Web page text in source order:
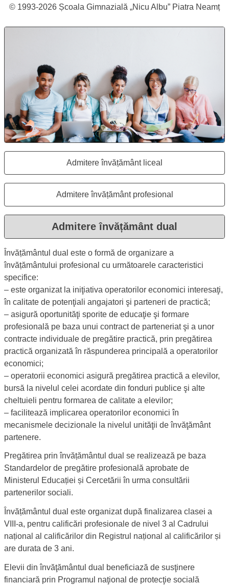
Drepturi de autor
© 1993-2026 Școala Gimnazială „Nicu Albu” Piatra Neamț
Școala Gimnazială „Nicu Albu” Piatra
Pagina „Admitere în învățământul dual”
Admitere învățământ liceal
Se deschide în aceeași
Admitere învățământ profesional
Se deschide în aceeași
Admitere învățământ dual
Se deschide în aceeași
Admitere în învățământul dual
Descriere:
Învățământul dual este o formă de organizare a
învățământului profesional cu următoarele caracteristici
specifice:
‒ este organizat la iniţiativa operatorilor economici interesaţi,
în calitate de potenţiali angajatori şi parteneri de practică;
‒ asigură oportunităţi sporite de educaţie şi formare
profesională pe baza unui contract de parteneriat şi a unor
contracte individuale de pregătire practică, prin pregătirea
practică organizată în răspunderea principală a operatorilor
economici;
‒ operatorii economici asigură pregătirea practică a elevilor,
bursă la nivelul celei acordate din fonduri publice şi alte
cheltuieli pentru formarea de calitate a elevilor;
‒ facilitează implicarea operatorilor economici în
mecanismele decizionale la nivelul unităţii de învăţământ
partenere.
Pregătirea prin învățământul dual se realizează pe baza
Standardelor de pregătire profesională aprobate de
Ministerul Educației și Cercetării în urma consultării
partenerilor sociali.
Învățământul dual este organizat după finalizarea clasei a
VIII-a, pentru calificări profesionale de nivel 3 al Cadrului
național al calificărilor din Registrul național al calificărilor și
are durata de 3 ani.
Elevii din învăţământul dual beneficiază de susţinere
financiară prin Programul naţional de protecţie socială